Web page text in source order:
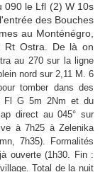
090 le Lfl (2) W 10s
des Bouches
au Monténégro,
Rt Ostra. De là on
au 270 sur la ligne
nord sur 2,11 M. 6
tomber dans des
Fl G 5m 2Nm et du
direct au 045° sur
à 7h25 à Zelenika
7h35). Formalités
ouverte (1h30. Fin :
Total de la nuit